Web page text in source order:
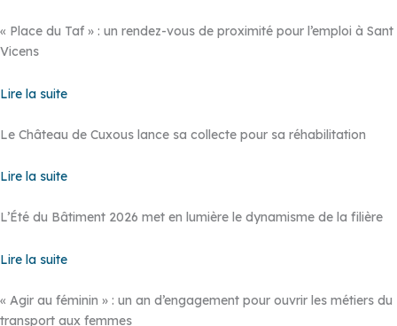
« Place du Taf » : un rendez-vous de proximité pour l’emploi à Sant
Vicens
Lire la suite
Le Château de Cuxous lance sa collecte pour sa réhabilitation
Lire la suite
L’Été du Bâtiment 2026 met en lumière le dynamisme de la filière
Lire la suite
« Agir au féminin » : un an d’engagement pour ouvrir les métiers du
transport aux femmes